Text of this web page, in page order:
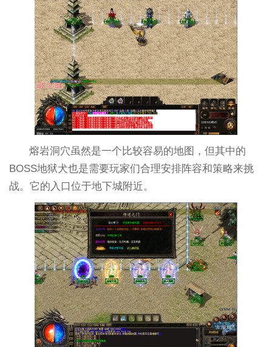
熔岩洞穴虽然是一个比较容易的地图，但其中的
BOSS地狱犬也是需要玩家们合理安排阵容和策略来挑
战。它的入口位于地下城附近。